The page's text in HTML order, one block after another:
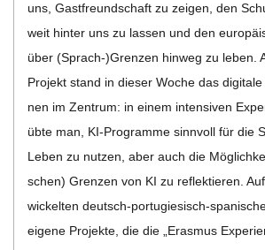
D
T
S
C
uns, Gast­freund­schaft zu zei­gen, den
weit hin­ter uns zu las­sen und den
über (Sprach-)Grenzen hin­weg zu leben.
Pro­jekt stand in die­ser Woche das
nen im Zen­trum: in einem inten­si­ven
übte man, KI-Pro­­gramme sinn­voll für die
Leben zu nut­zen, aber auch die
schen) Gren­zen von KI zu reflek­tie­ren.
wi­ckel­ten deutsch-por­­tu­­gie­­sisch-
eigene Pro­jekte, die die „Eras­mus